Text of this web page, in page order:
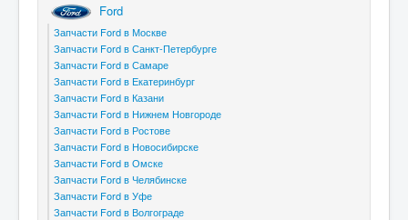
Ford
Запчасти Ford в Москве
Запчасти Ford в Санкт-Петербурге
Запчасти Ford в Самаре
Запчасти Ford в Екатеринбург
Запчасти Ford в Казани
Запчасти Ford в Нижнем Новгороде
Запчасти Ford в Ростове
Запчасти Ford в Новосибирске
Запчасти Ford в Омске
Запчасти Ford в Челябинске
Запчасти Ford в Уфе
Запчасти Ford в Волгограде